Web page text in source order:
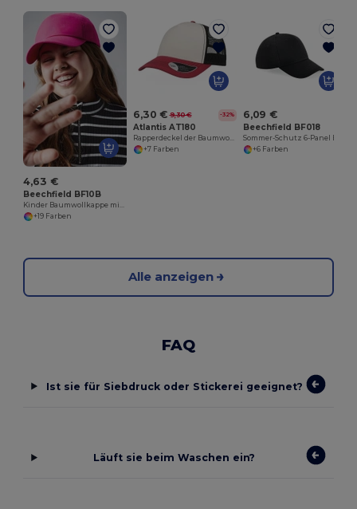
4,63 €
Beechfield BF10B
+19 Farben
6,30 € 9,30 € -32%
Atlantis AT180
+7 Farben
6,09 €
Beechfield BF018
+6 Farben
Alle anzeigen
FAQ
Ist sie für Siebdruck oder Stickerei geeignet?
Läuft sie beim Waschen ein?